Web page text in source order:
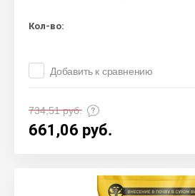
Кол-во:
Добавить к сравнению
734,51руб.
661,06 руб.